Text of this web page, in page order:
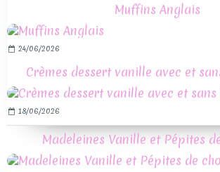
Muffins Anglais
24/06/2026
Crèmes dessert vanille avec et
18/06/2026
Madeleines Vanille et Pépites